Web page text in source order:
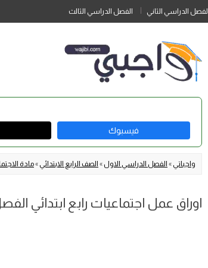
الفصل الدراسي الثاني الفصل الدراسي الثالث
فيسبوك
واجباتي » الفصل الدراسي الاول» الصف الرابع الابتدائي »مادة
اوراق عمل اجتماعيات رابع ابتدائي الفصل الاول